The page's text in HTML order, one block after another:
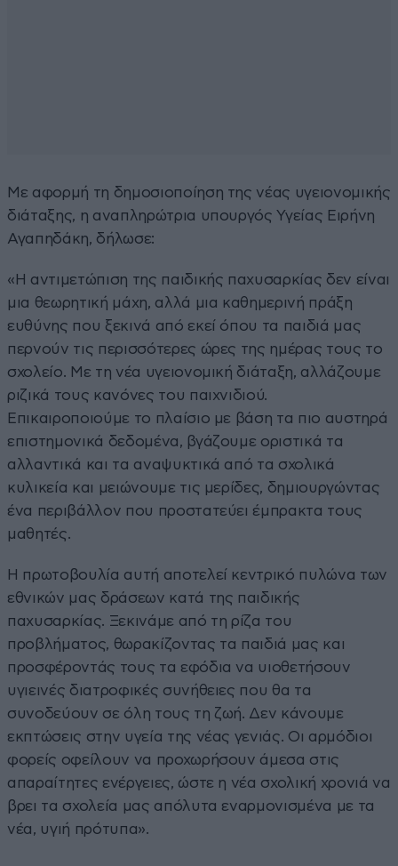
Με αφορμή τη δημοσιοποίηση της νέας υγειονομικής
διάταξης, η αναπληρώτρια υπουργός Υγείας Ειρήνη
Αγαπηδάκη, δήλωσε:
«Η αντιμετώπιση της παιδικής παχυσαρκίας δεν είναι
μια θεωρητική μάχη, αλλά μια καθημερινή πράξη
ευθύνης που ξεκινά από εκεί όπου τα παιδιά μας
περνούν τις περισσότερες ώρες της ημέρας τους το
σχολείο. Με τη νέα υγειονομική διάταξη, αλλάζουμε
ριζικά τους κανόνες του παιχνιδιού.
Επικαιροποιούμε το πλαίσιο με βάση τα πιο αυστηρά
επιστημονικά δεδομένα, βγάζουμε οριστικά τα
αλλαντικά και τα αναψυκτικά από τα σχολικά
κυλικεία και μειώνουμε τις μερίδες, δημιουργώντας
ένα περιβάλλον που προστατεύει έμπρακτα τους
μαθητές.
Η πρωτοβουλία αυτή αποτελεί κεντρικό πυλώνα των
εθνικών μας δράσεων κατά της παιδικής
παχυσαρκίας. Ξεκινάμε από τη ρίζα του
προβλήματος, θωρακίζοντας τα παιδιά μας και
προσφέροντάς τους τα εφόδια να υιοθετήσουν
υγιεινές διατροφικές συνήθειες που θα τα
συνοδεύουν σε όλη τους τη ζωή. Δεν κάνουμε
εκπτώσεις στην υγεία της νέας γενιάς. Οι αρμόδιοι
φορείς οφείλουν να προχωρήσουν άμεσα στις
απαραίτητες ενέργειες, ώστε η νέα σχολική χρονιά να
βρει τα σχολεία μας απόλυτα εναρμονισμένα με τα
νέα, υγιή πρότυπα».